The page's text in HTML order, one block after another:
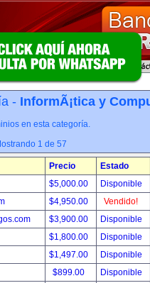
- InformÃ¡tica y
en esta categoría.
1 de 57
Precio
Estado
$5,000.00
Disponible
$4,950.00
Vendido!
$3,900.00
Disponible
$1,800.00
Disponible
$1,497.00
Disponible
$899.00
Disponible